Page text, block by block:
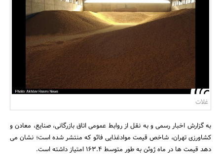
بانک، بیمه و سرمایه
مسکن و ساختمان
غلات
به گزارش اخبار رسمی و به نقل از روابط عمومی اتاق بازرگانی، صنایع، معادن و
کشاورزی تهران، شاخص قیمت موادغذایی فائو که منتشر شده است؛ نشان می
دهد قیمت ها در ماه ژوئن به طور متوسط 163.4 امتیاز داشته است.